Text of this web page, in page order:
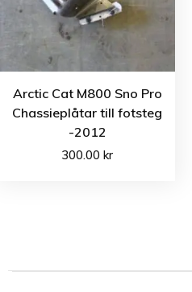
Arctic Cat M800 Sno Pro
Chassieplåtar till fotsteg
-2012
300.00kr